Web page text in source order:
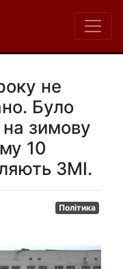
не
Було
зимову
10
ЗМІ.
Політика